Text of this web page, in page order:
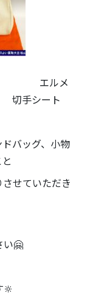
エルメ
手シート
バッグ、小物
せていただき
い🤗
🔆